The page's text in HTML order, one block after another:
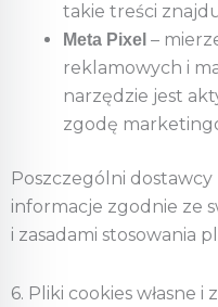
takie treści
Meta Pixel –
reklamowych i
narzędzie jest
zgodę
Poszczególni
informacje zgodnie ze
i zasadami stosowania
6. Pliki cookies własne